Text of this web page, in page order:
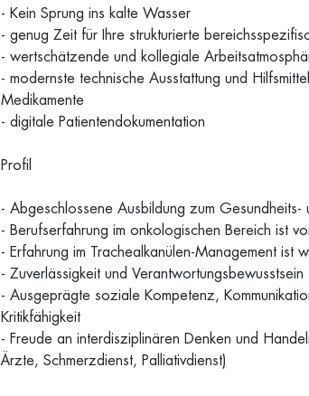
- Kein Sprung ins kalte Wasser
- genug Zeit für Ihre strukturierte
- wertschätzende und kollegiale
- modernste technische Ausstattung und
Medikamente
- digitale Patientendokumentation
Profil
- Abgeschlossene Ausbildung zum
- Berufserfahrung im onkologischen Bereich ist
- Erfahrung im Trachealkanülen-Management ist
- Zuverlässigkeit und Verantwortungsbewusstsein
- Ausgeprägte soziale Kompetenz,
Kritikfähigkeit
- Freude an interdisziplinären Denken und
Ärzte, Schmerzdienst, Palliativdienst)